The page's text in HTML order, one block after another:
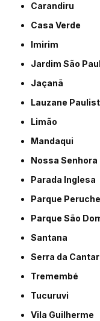
Carandiru
Casa Verde
Imirim
Jardim São
Jaçanã
Lauzane
Limão
Mandaqui
Nossa Senhora
Parada Inglesa
Parque Peruche
Parque São
Santana
Serra da
Tremembé
Tucuruvi
Vila Guilherme